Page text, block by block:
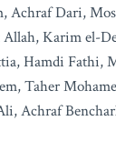
Achraf Dari,
Allah, Karim el-
Hamdi Fathi,
Taher
Achraf